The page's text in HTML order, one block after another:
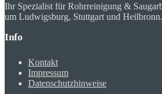
Ihr Spezialist für Rohrreinigung &
um Ludwigsburg, Stuttgart und Heilbronn.
Info
Kontakt
Impressum
Datenschutzhinweise